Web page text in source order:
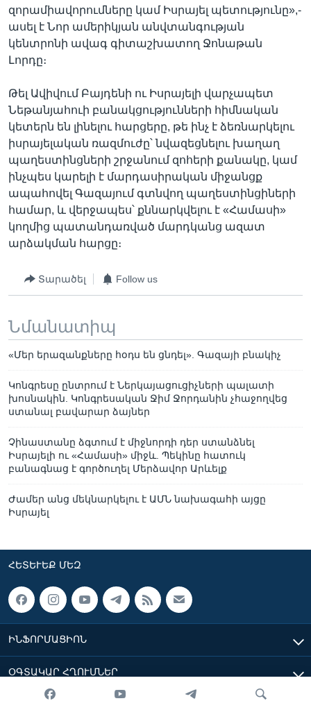
զորամիավորումները կամ Իսրայել պետությունը»,-
ասել է Նոր ամերիկյան անվտանգության
կենտրոնի ավագ գիտաշխատող Ջոնաթան
Լորդը։
Թել Ավիվում Բայդենի ու Իսրայելի վարչապետ
Նեթանյահուի բանակցությունների հիմնական
կետերն են լինելու հարցերը, թե ինչ է ձեռնարկելու
իսրայելական ռազմուժը՝ նվազեցնելու խաղաղ
պաղեստինցների շրջանում զոհերի քանակը, կամ
ինչպես կարելի է մարդասիրական միջանցք
ապահովել Գազայում գտնվող պաղեստինցիների
համար, և վերջապես՝ քննարկվելու է «Համասի»
կողմից պատանդառված մարդկանց ազատ
արձակման հարցը։
Տարածել Follow us
Նմանատիպ
«Մեր երազանքները հօդս են ցնդել». Գազայի բնակիչ
Կոնգրեսը ընտրում է Ներկայացուցիչների պալատի
խոսնակին. Կոնգրեսական Ջիմ Ջորդանին չհաջողվեց
ստանալ բավարար ձայներ
Չինաստանը ձգտում է միջնորդի դեր ստանձնել
Իսրայելի ու «Համասի» միջև. Պեկինը հատուկ
բանագնաց է գործուղել Մերձավոր Արևելք
Ժամեր անց մեկնարկելու է ԱՄՆ նախագահի այցը
Իսրայել
ՀԵՏԵՒԵՔ ՄԵԶ
ԻՆՖՈՐՄԱՑԻՈՆ
ՕԳՏԱԿԱՐ ՀՂՈՒՄՆԵՐ